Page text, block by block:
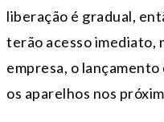
liberação é gradual,
terão acesso imediato,
empresa, o
os aparelhos nos